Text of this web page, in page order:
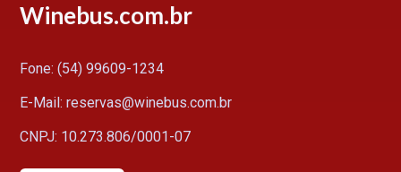
Winebus.com.br
Fone: (54) 99609-1234
E-Mail: reservas@winebus.com.br
CNPJ: 10.273.806/0001-07